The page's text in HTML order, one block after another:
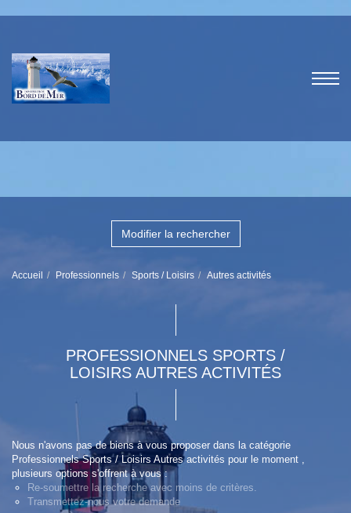
Modifier la rechercher
Accueil Professionnels Sports / Loisirs Autres activités
PROFESSIONNELS SPORTS /
LOISIRS AUTRES ACTIVITÉS
Nous n'avons pas de biens à vous proposer dans la catégorie
Professionnels Sports / Loisirs Autres activités pour le moment ,
plusieurs options s'offrent à vous :
Re-soumettre la recherche avec moins de critères.
Transmettez-nous votre demande